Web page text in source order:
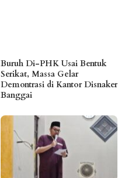
Buruh Di-PHK Usai Bentuk
Serikat, Massa Gelar
Demontrasi di Kantor Disnaker
Banggai